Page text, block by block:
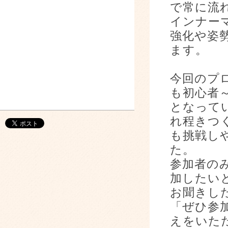
で常に流
インナー
強化や姿
ます。
今回のプ
も初心者
となって
れ程きつ
も挑戦し
た。
参加者の
加したい
お聞きし
「ぜひ
えをいた